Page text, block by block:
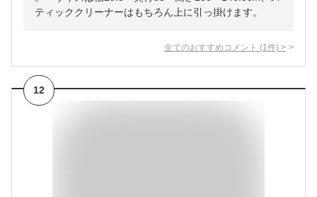
ティッククリーナーはもちろん上に引っ掛けます。
全てのおすすめコメント (1 件) >
12